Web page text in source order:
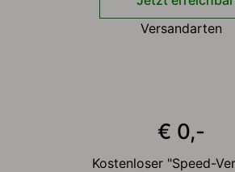
Versandarten
€ 0,-
Kostenloser "Speed-